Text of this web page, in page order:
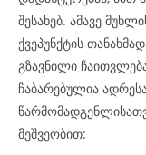
შესახებ. ამავე
ქვეპუნქტის
გზავნილი
ჩაბარებულია
მეშვეობით: